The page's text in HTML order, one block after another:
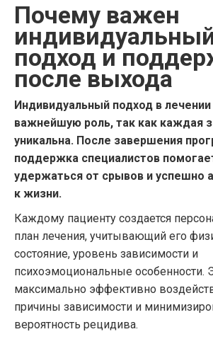
Почему важен
подход и
после выхода
Индивидуальный подход в лечении
важнейшую роль, так как каждая
уникальна. После завершения
поддержка специалистов
удержаться от срывов и успешно
к жизни.
Каждому пациенту создается
план лечения, учитывающий его
состояние, уровень зависимости и
психоэмоциональные особенности.
максимально эффективно
причины зависимости и
вероятность рецидива.